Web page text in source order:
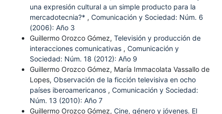
una expresión cultural a un simple producto para la
mercadotecnia?* , Comunicación y Sociedad: Núm. 6
(2006): Año 3
Guillermo Orozco Gómez, Televisión y producción de
interacciones comunicativas , Comunicación y
Sociedad: Núm. 18 (2012): Año 9
Guillermo Orozco Gómez, María Immacolata Vassallo de
Lopes, Observación de la ficción televisiva en ocho
países iberoamericanos , Comunicación y Sociedad:
Núm. 13 (2010): Año 7
Guillermo Orozco Gómez, Cine, género y jóvenes. El